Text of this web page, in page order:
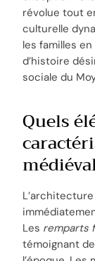
révolue tout
culturelle
les familles
d’histoire
sociale du
Quels
Les remparts
témoignant